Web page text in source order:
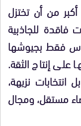
أكبر من أن تختزل
للجاذبية
فقط بجيوشها
على إنتاج الثقة.
انتخابات نزيهة،
مستقل، ومجال